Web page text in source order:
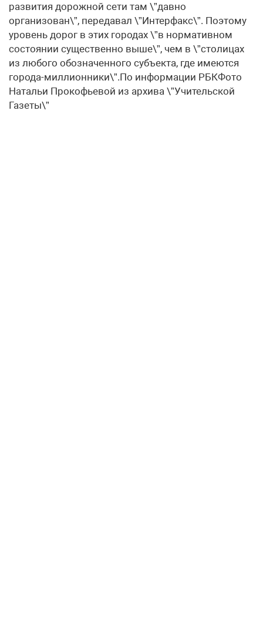
развития дорожной сети там \”давно
организован\”, передавал \”Интерфакс\”. Поэтому
уровень дорог в этих городах \”в нормативном
состоянии существенно выше\”, чем в \”столицах
из любого обозначенного субъекта, где имеются
города-миллионники\”.По информации РБКФото
Натальи Прокофьевой из архива \”Учительской
Газеты\”